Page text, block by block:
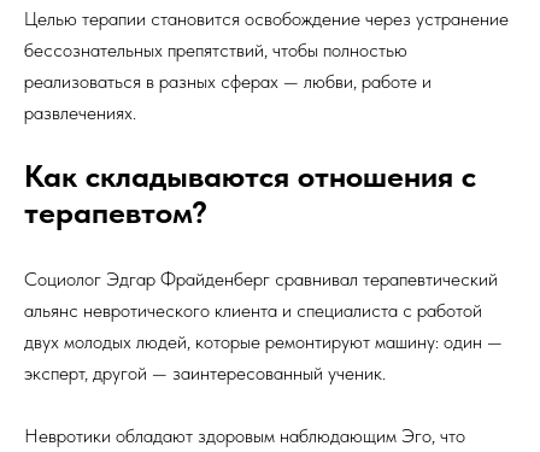
Целью терапии становится освобождение через устранение
бессознательных препятствий, чтобы полностью
реализоваться в разных сферах — любви, работе и
развлечениях.
Как складываются отношения с
терапевтом?
Социолог Эдгар Фрайденберг сравнивал терапевтический
альянс невротического клиента и специалиста с работой
двух молодых людей, которые ремонтируют машину: один —
эксперт, другой — заинтересованный ученик.
Невротики обладают здоровым наблюдающим Эго, что